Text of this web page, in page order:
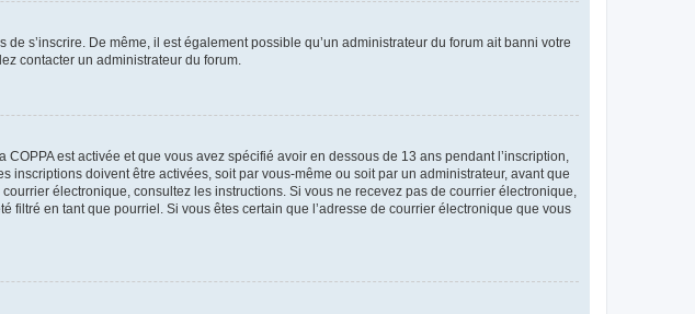
s’inscrire. De même, il est également possible qu’un administrateur du forum ait banni votre
contacter un administrateur du forum.
est activée et que vous avez spécifié avoir en dessous de 13 ans pendant l’inscription,
doivent être activées, soit par vous-même ou soit par un administrateur, avant que
électronique, consultez les instructions. Si vous ne recevez pas de courrier électronique,
en tant que pourriel. Si vous êtes certain que l’adresse de courrier électronique que vous